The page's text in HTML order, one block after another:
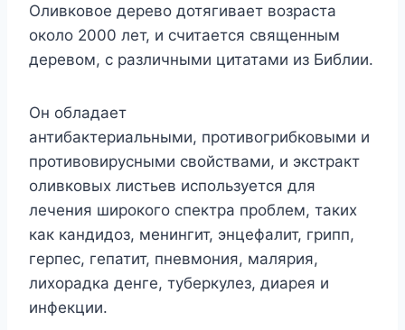
Оливковое дерево дотягивает возраста
около 2000 лет, и считается священным
деревом, с различными цитатами из Библии.
Он обладает
антибактериальными, противогрибковыми и
противовирусными свойствами, и экстракт
оливковых листьев используется для
лечения широкого спектра проблем, таких
как кандидоз, менингит, энцефалит, грипп,
герпес, гепатит, пневмония, малярия,
лихорадка денге, туберкулез, диарея и
инфекции.